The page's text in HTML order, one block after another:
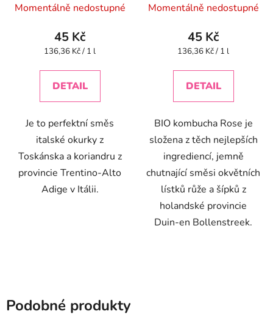
Momentálně nedostupné
45 Kč
Měrná
136,36 Kč / 1 l
DETAIL
Je to perfektní směs
italské okurky z
Toskánska a koriandru z
provincie Trentino-Alto
Adige v Itálii.
Momentálně nedostupné
45 Kč
Měrná
136,36 Kč / 1 l
DETAIL
BIO kombucha Rose je
složena z těch nejlepších
ingrediencí, jemně
chutnající směsi okvětních
lístků růže a šípků z
holandské provincie
Duin-en Bollenstreek.
Podobné produkty